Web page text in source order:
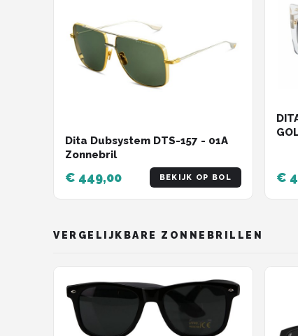
Dita Dubsystem DTS-157 - 01A
Zonnebril
€ 449,00 BEKIJK OP BOL €
VERGELIJKBARE ZONNEBRILLEN